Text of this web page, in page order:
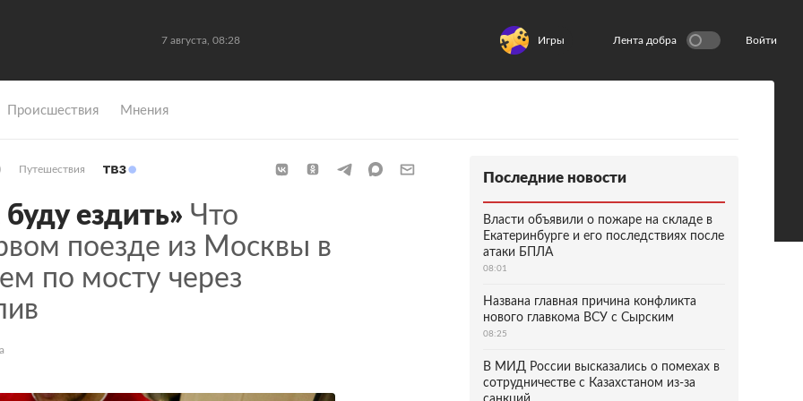
7 августа, 08:28 Игры Лента добра Войти
Происшествия Мнения
Путешествия
ездить» Что
поезде из Москвы в
по мосту через
Последние новости
Власти объявили о пожаре на складе в
Екатеринбурге и его последствиях после
атаки БПЛА
08:01
Названа главная причина конфликта
нового главкома ВСУ с Сырским
08:25
В МИД России высказались о помехах в
сотрудничестве с Казахстаном из-за